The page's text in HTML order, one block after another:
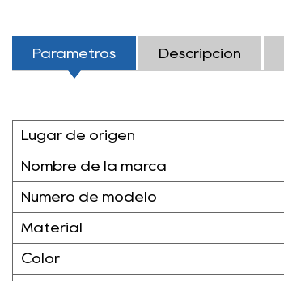
Parámetros Descripción
Lugar de origen
Nombre de la marca
Número de modelo
Material
Color